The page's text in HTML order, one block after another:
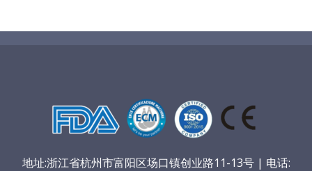
地址:浙江省杭州市富阳区场口镇创业路11-13号 | 电话: